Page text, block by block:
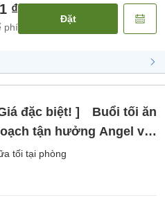
₫
phí
Đặt
đặc biệt! ] Buổi tối ăn
tận hưởng Angel với
tối]tối tại phòng